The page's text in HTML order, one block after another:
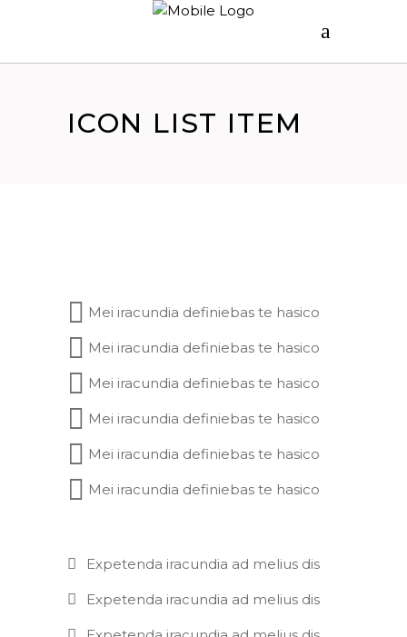
ICON LIST ITEM
Mei iracundia definiebas te hasico
Mei iracundia definiebas te hasico
Mei iracundia definiebas te hasico
Mei iracundia definiebas te hasico
Mei iracundia definiebas te hasico
Mei iracundia definiebas te hasico
Expetenda iracundia ad melius dis
Expetenda iracundia ad melius dis